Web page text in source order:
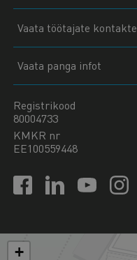
Vaata töötajate kontakte
Vaata panga infot
Registrikood
80004733
KMKR nr
EE100559448
+